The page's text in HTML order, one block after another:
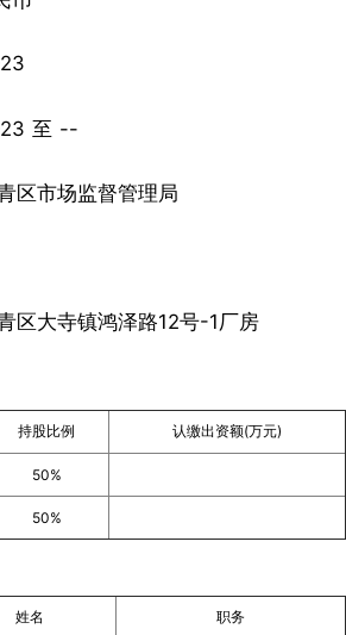
2019-12-23 至 --
区市场监督管理局
区大寺镇鸿泽路12号-1厂房
持股比例 认缴出资额(万元)
50%
50%
姓名 职务